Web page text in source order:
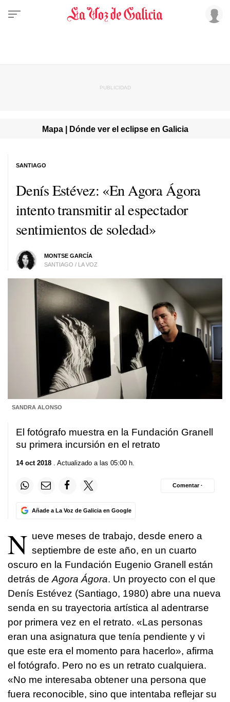
Mapa | Dónde ver el eclipse en Galicia
Denís Estévez: «En Agora Ágora
intento transmitir al espectador
sentimientos de soledad»
MONTSE GARCÍA
SANTIAGO / LA VOZ
SANTIAGO
SANDRA ALONSO
El fotógrafo muestra en la Fundación Granell
su primera incursión en el retrato
14 oct 2018 . Actualizado a las 05:00 h.
Añade a La Voz de Galicia en Google
Comentar ·
N ueve meses de trabajo, desde enero a
septiembre de este año, en un cuarto
oscuro en la Fundación Eugenio Granell están
detrás de Agora Ágora. Un proyecto con el que
Denís Estévez (Santiago, 1980) abre una nueva
senda en su trayectoria artística al adentrarse
por primera vez en el retrato. «Las personas
eran una asignatura que tenía pendiente y vi
que este era el momento para hacerlo», afirma
el fotógrafo. Pero no es un retrato cualquiera.
«No me interesaba obtener una persona que
fuera reconocible, sino que intentaba reflejar su